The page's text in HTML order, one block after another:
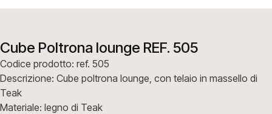
Cube Poltrona lounge REF. 505
Codice prodotto: ref. 505
Descrizione: Cube poltrona lounge, con telaio in massello di
Teak
Materiale: legno di Teak